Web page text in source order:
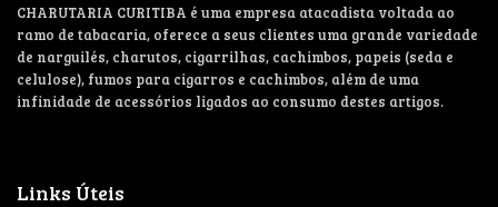
CHARUTARIA CURITIBA é uma empresa atacadista voltada ao
ramo de tabacaria, oferece a seus clientes uma grande variedade
de narguilés, charutos, cigarrilhas, cachimbos, papeis (seda e
celulose), fumos para cigarros e cachimbos, além de uma
infinidade de acessórios ligados ao consumo destes artigos.
Links Úteis